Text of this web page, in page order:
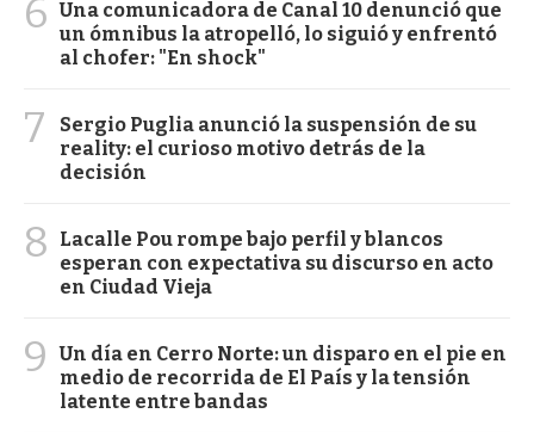
6 Una comunicadora de Canal 10 denunció que
un ómnibus la atropelló, lo siguió y enfrentó
al chofer: "En shock"
7
Sergio Puglia anunció la suspensión de su
reality: el curioso motivo detrás de la
decisión
8
Lacalle Pou rompe bajo perfil y blancos
esperan con expectativa su discurso en acto
en Ciudad Vieja
9
Un día en Cerro Norte: un disparo en el pie en
medio de recorrida de El País y la tensión
latente entre bandas